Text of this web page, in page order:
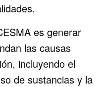
es generar
las causas
incluyendo el
de sustancias y la